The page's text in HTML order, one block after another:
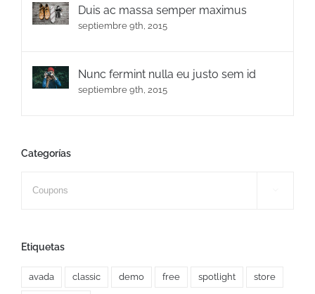
Duis ac massa semper maximus
septiembre 9th, 2015
Nunc fermint nulla eu justo sem id
septiembre 9th, 2015
Categorías
Etiquetas
avada classic demo free spotlight store